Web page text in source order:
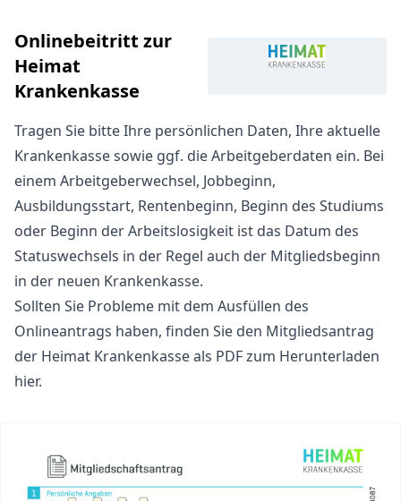
Onlinebeitritt zur
Heimat
Krankenkasse
Tragen Sie bitte Ihre persönlichen Daten, Ihre aktuelle
Krankenkasse sowie ggf. die Arbeitgeberdaten ein. Bei
einem Arbeitgeberwechsel, Jobbeginn,
Ausbildungsstart, Rentenbeginn, Beginn des Studiums
oder Beginn der Arbeitslosigkeit ist das Datum des
Statuswechsels in der Regel auch der Mitgliedsbeginn
in der neuen Krankenkasse.
Sollten Sie Probleme mit dem Ausfüllen des
Onlineantrags haben, finden Sie den Mitgliedsantrag
der Heimat Krankenkasse als PDF zum Herunterladen
hier.